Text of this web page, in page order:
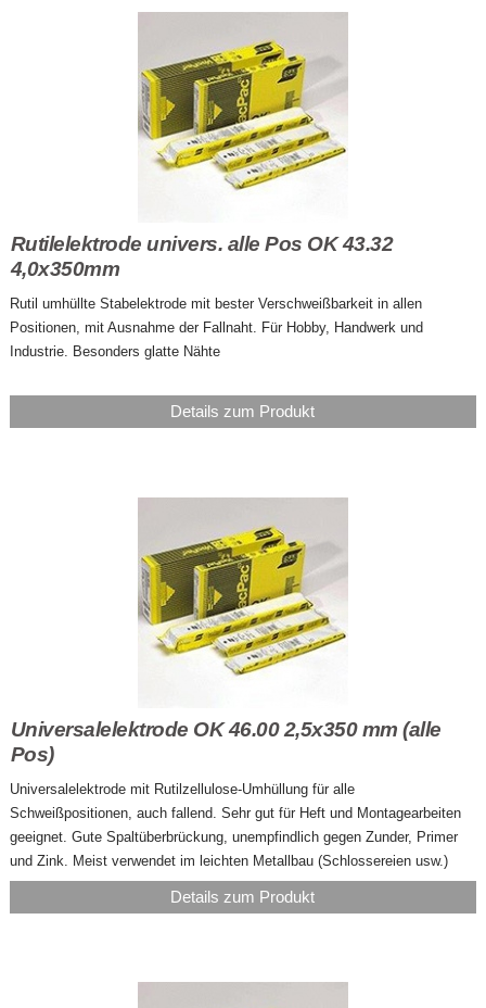
Rutilelektrode univers. alle Pos OK 43.32
4,0x350mm
Rutil umhüllte Stabelektrode mit bester Verschweißbarkeit in allen
Positionen, mit Ausnahme der Fallnaht. Für Hobby, Handwerk und
Industrie. Besonders glatte Nähte
Details zum Produkt
Universalelektrode OK 46.00 2,5x350 mm (alle
Pos)
Universalelektrode mit Rutilzellulose-Umhüllung für alle
Schweißpositionen, auch fallend. Sehr gut für Heft und Montagearbeiten
geeignet. Gute Spaltüberbrückung, unempfindlich gegen Zunder, Primer
und Zink. Meist verwendet im leichten Metallbau (Schlossereien usw.)
Details zum Produkt